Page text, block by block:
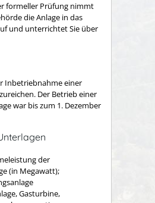
formeller Prüfung nimmt
die Anlage in das
und unterrichtet Sie über
Inbetriebnahme einer
Der Betrieb einer
war bis zum 1. Dezember
der
(in Megawatt);
Gasturbine,